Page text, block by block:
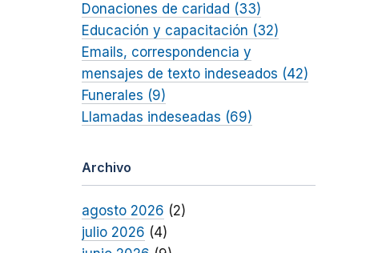
Donaciones de caridad (33)
Educación y capacitación (32)
Emails, correspondencia y
mensajes de texto indeseados (42)
Funerales (9)
Llamadas indeseadas (69)
Archivo
agosto 2026 (2)
julio 2026 (4)